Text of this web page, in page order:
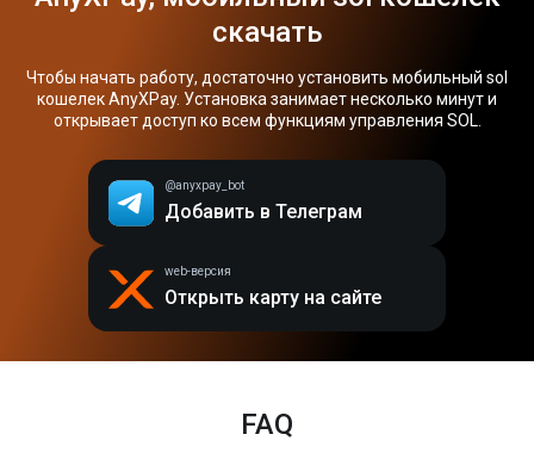
скачать
Чтобы начать работу, достаточно установить мобильный sol
кошелек AnyXPay. Установка занимает несколько минут и
открывает доступ ко всем функциям управления SOL.
@anyxpay_bot
Добавить в Телеграм
web-версия
Открыть карту на сайте
FAQ